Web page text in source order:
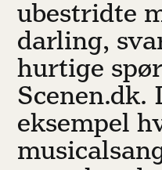
ubestridte
darling,
hurtige
eksempel